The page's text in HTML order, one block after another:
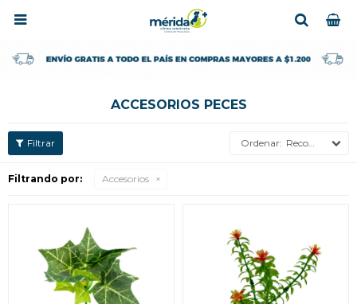

ACCESORIOS PECES
Recomendados
Filtrando por: Accesorios